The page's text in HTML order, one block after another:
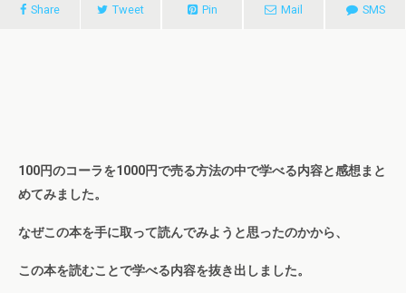
Share Tweet Pin Mail SMS
100円のコーラを1000円で売る方法の中で学べる内容と感想まと
めてみました。
なぜこの本を手に取って読んでみようと思ったのかから、
この本を読むことで学べる内容を抜き出しました。